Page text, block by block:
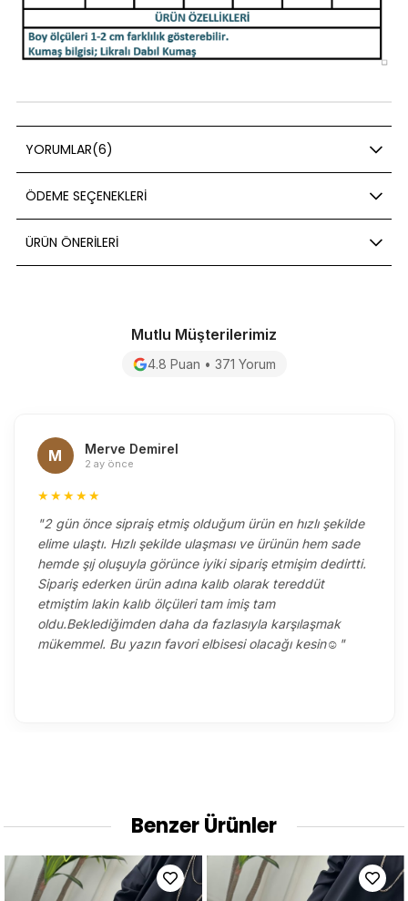
YORUMLAR(6)
ÖDEME SEÇENEKLERI
ÜRÜN ÖNERILERI
Mutlu Müşterilerimiz
4.8 Puan • 371 Yorum
M Merve Demirel
2 ay önce
★★★★★
"2 gün önce sipraiş etmiş olduğum ürün en hızlı şekilde
elime ulaştı. Hızlı şekilde ulaşması ve ürünün hem sade
hemde şıj oluşuyla görünce iyiki sipariş etmişim dedirtti.
Sipariş ederken ürün adına kalıb olarak tereddüt
etmiştim lakin kalıb ölçüleri tam imiş tam
oldu.Beklediğimden daha da fazlasıyla karşılaşmak
mükemmel. Bu yazın favori elbisesi olacağı kesin☺️"
Benzer Ürünler